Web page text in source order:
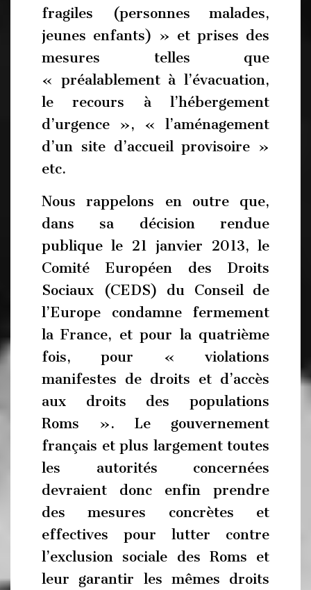
fragiles (personnes malades,
jeunes enfants) » et prises des
mesures telles que
« préalablement à l’évacuation,
le recours à l’hébergement
d’urgence », « l’aménagement
d’un site d’accueil provisoire »
etc.
Nous rappelons en outre que,
dans sa décision rendue
publique le 21 janvier 2013, le
Comité Européen des Droits
Sociaux (CEDS) du Conseil de
l’Europe condamne fermement
la France, et pour la quatrième
fois, pour « violations
manifestes de droits et d’accès
aux droits des populations
Roms ». Le gouvernement
français et plus largement toutes
les autorités concernées
devraient donc enfin prendre
des mesures concrètes et
effectives pour lutter contre
l’exclusion sociale des Roms et
leur garantir les mêmes droits